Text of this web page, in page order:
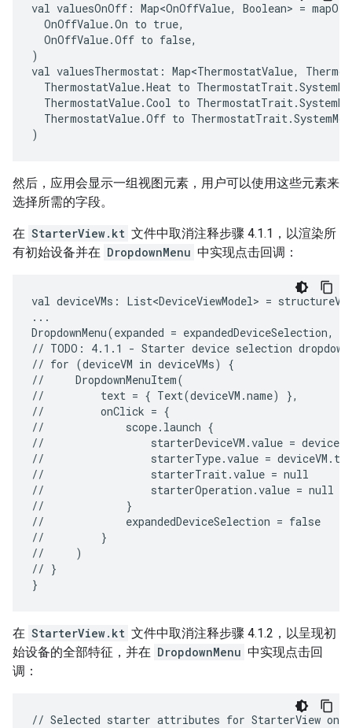
val valuesOnOff: Map<OnOffValue, Boolean> =
OnOffValue.On to
OnOffValue.Off to false,
)
val valuesThermostat: Map<ThermostatValue,
ThermostatValue.Heat to
ThermostatValue.Cool to
ThermostatValue.Off to
然后，应用会显示一组视图元素，用户可以使用这些元素来
选择所需的字段。
在 StarterView.kt 文件中取消注释步骤 4.1.1，以渲染所
有初始设备并在 DropdownMenu 中实现点击回调：
val deviceVMs: List<DeviceViewModel> =
...
DropdownMenu(expanded = expandedDeviceSelection,
// TODO: 4.1.1 - Starter device selection dropdown
// for (deviceVM in deviceVMs)
{
//
DropdownMenuItem(
//
text = { Text(deviceVM.name)
},
//
onClick = {
//
scope.launch {
//
starterDeviceVM.value = deviceVM
//
starterType.value =
//
starterTrait.value = null
//
starterOperation.value = null
//
}
//
expandedDeviceSelection = false
//
}
//
)
// }
在 StarterView.kt 文件中取消注释步骤 4.1.2，以呈现初
始设备的全部特征，并在 DropdownMenu 中实现点击回
调：
// Selected starter attributes for StarterView on